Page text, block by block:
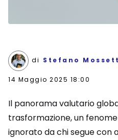
di Stefano
14 Maggio 2025 18:00
Il panorama valutario
trasformazione, un
ignorato da chi segue con